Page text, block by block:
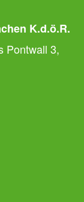
K.d.ö.R.
Pontwall 3,